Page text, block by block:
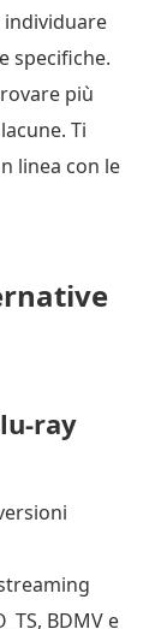
specifiche.
più
Ti
linea con le
ray
BDMV e